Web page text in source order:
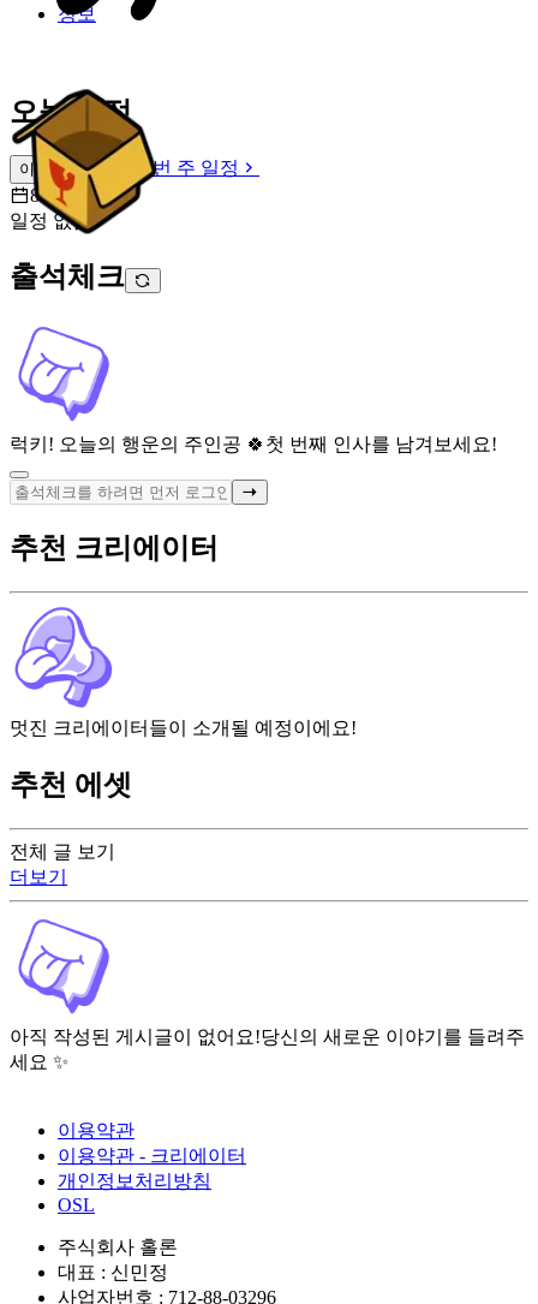
정보
오늘 일정
이번 주 일정
이번 주 일정
8월 8일 [토]
일정 없음
출석체크
럭키! 오늘의 행운의 주인공 🍀 첫 번째 인사를 남겨보세요!
전체 글 보기
더보기
아직 작성된 게시글이 없어요!당신의 새로운 이야기를 들려주
세요 ✨
추천 크리에이터
멋진 크리에이터들이 소개될 예정이에요!
추천 에셋
이용약관
이용약관 - 크리에이터
개인정보처리방침
OSL
주식회사 홀론
대표 : 신민정
사업자번호 : 712-88-03296